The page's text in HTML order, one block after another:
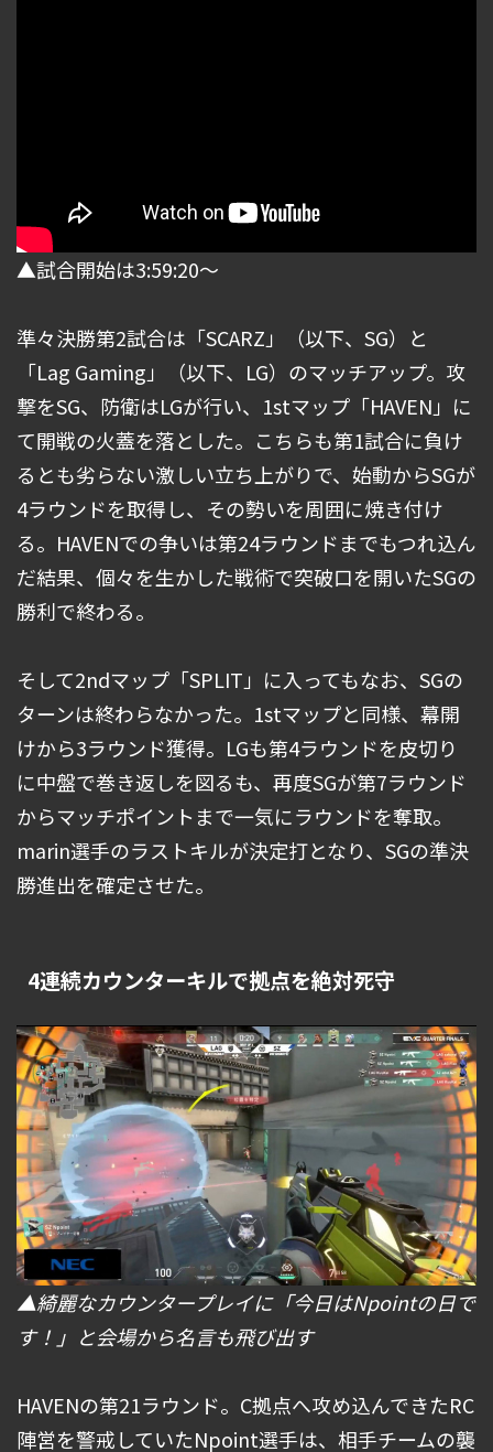
▲試合開始は3:59:20～
準々決勝第2試合は「SCARZ」（以下、SG）と
「Lag Gaming」（以下、LG）のマッチアップ。攻
撃をSG、防衛はLGが行い、1stマップ「HAVEN」に
て開戦の火蓋を落とした。こちらも第1試合に負け
るとも劣らない激しい立ち上がりで、始動からSGが
4ラウンドを取得し、その勢いを周囲に焼き付け
る。HAVENでの争いは第24ラウンドまでもつれ込ん
だ結果、個々を生かした戦術で突破口を開いたSGの
勝利で終わる。
そして2ndマップ「SPLIT」に入ってもなお、SGの
ターンは終わらなかった。1stマップと同様、幕開
けから3ラウンド獲得。LGも第4ラウンドを皮切り
に中盤で巻き返しを図るも、再度SGが第7ラウンド
からマッチポイントまで一気にラウンドを奪取。
marin選手のラストキルが決定打となり、SGの準決
勝進出を確定させた。
4連続カウンターキルで拠点を絶対死守
▲綺麗なカウンタープレイに「今日はNpointの日で
す！」と会場から名言も飛び出す
HAVENの第21ラウンド。C拠点へ攻め込んできたRC
陣営を警戒していたNpoint選手は、相手チームの襲